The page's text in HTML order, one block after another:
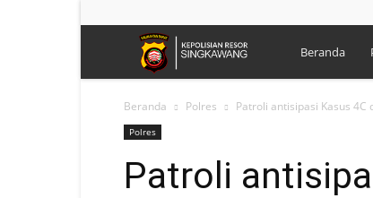
Polres
Singkawang
Beranda
Beranda Polres Patroli antisipasi Kasus
Polres
Patroli